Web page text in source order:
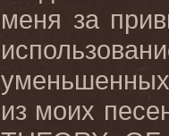
меня за
из моих